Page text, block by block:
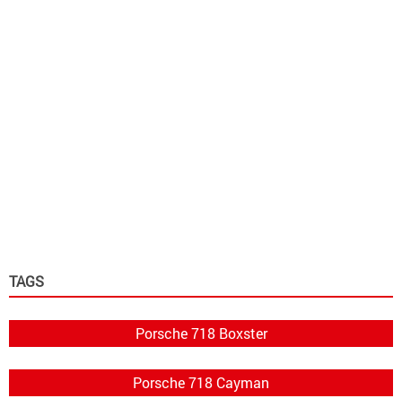
TAGS
Porsche 718 Boxster
Porsche 718 Cayman